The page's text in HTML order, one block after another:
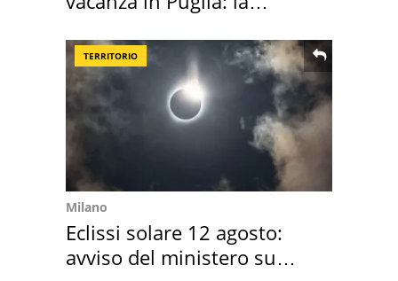
TERRITORIO
Milano
Eclissi solare 12 agosto:
avviso del ministero su